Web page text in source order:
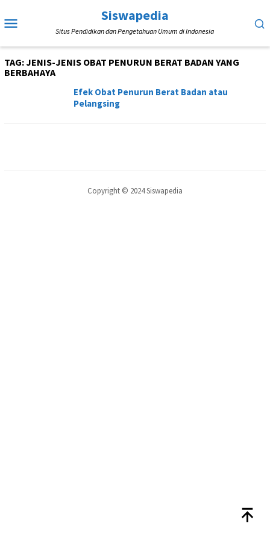
ke
Mobile
Siswapedia
Situs Pendidikan dan Pengetahuan Umum di Indonesia
TAG:JENIS-JENIS OBAT PENURUN BERAT BADAN YANG
BERBAHAYA
Efek Obat Penurun Berat Badan atau
Pelangsing
Copyright © 2024 Siswapedia